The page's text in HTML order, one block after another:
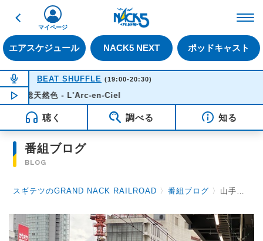
戻る
エアスケジュール NACK5 NEXT ポッドキャスト
マイページ
NOW ON AIR
BEAT SHUFFLE (19:00-20:30)
NOW PLAYING19:15
総天然色 - L'Arc-en-Ciel
聴く 調べる 知る
番組ブログ
BLOG
スギテツのGRAND NACK RAILROAD 〉番組ブログ 〉 山手線二題 & オオゼキタクさん保存車両を訪ねて